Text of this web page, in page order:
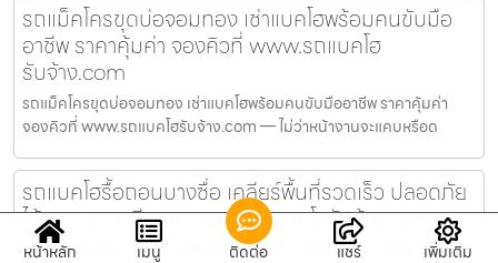
รถแม็คโครขุดบ่อจอมทอง เช่าแบคโฮพร้อมคนขับมือ
อาชีพ ราคาคุ้มค่า จองคิวที่ www.รถแบคโฮ
รับจ้าง.com
รถแม็คโครขุดบ่อจอมทอง เช่าแบคโฮพร้อมคนขับมืออาชีพ ราคาคุ้มค่า
จองคิวที่ www.รถแบคโฮรับจ้าง.com — ไม่ว่าหน้างานจะแคบหรือด
รถแบคโฮรื้อถอนบางซื่อ เคลียร์พื้นที่รวดเร็ว ปลอดภัย
ได้มาตรฐาน เรียกหา www.รถแบคโฮรับจ้าง.com
รถแบคโฮรื้อถอนบางซื่อ เคลียร์พื้นที่รวดเร็ว ปลอดภัย ได้มาตรฐาน เรียก
หน้าหลัก เมนู ติดต่อ แชร์ เพิ่มเติม